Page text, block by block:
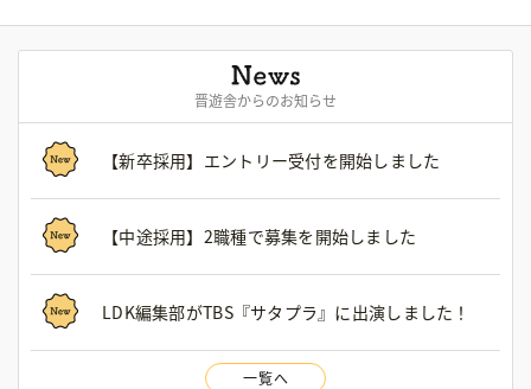
晋遊舎からのお知らせ
【新卒採用】エントリー受付を開始しました
【中途採用】2職種で募集を開始しました
LDK編集部がTBS『サタプラ』に出演しました！
一覧へ